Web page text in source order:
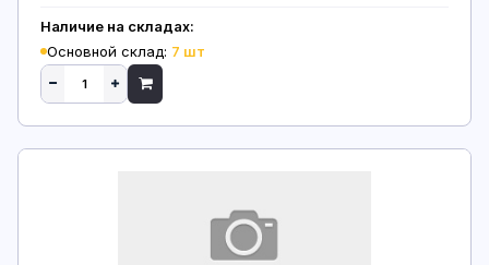
Наличие на складах:
Основной склад: 7 шт